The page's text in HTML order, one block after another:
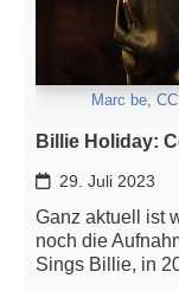
Marc be
Billie Holiday:
29. Juli 2023
Ganz aktuell ist
noch die
Sings Billie, in